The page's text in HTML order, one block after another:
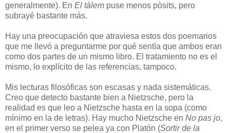
generalmente). En El tàlem puse menos pòsits, pero
subrayé bastante más.
Hay una preocupación que atraviesa estos dos poemarios
que me llevó a preguntarme por qué sentía que ambos eran
como dos partes de un mismo libro. El tratamiento no es el
mismo, lo explícito de las referencias, tampoco.
Mis lecturas filosóficas son escasas y nada sistemáticas.
Creo que detecto bastante bien a Nietzsche, pero la
realidad es que leo a Nietzsche hasta en la sopa (como
mínimo en la de letras). Hay mucho Nietzsche en No pas jo,
en el primer verso se pelea ya con Platón (Sortir de la